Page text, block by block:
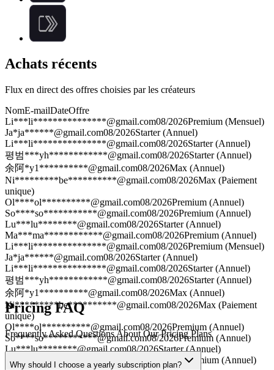
Achats récents
Flux en direct des offres choisies par les créateurs
NomE-mailDateOffre
Li***li***************@gmail.com08/2026Premium (Mensuel)
Ja*ja******@gmail.com08/2026Starter (Annuel)
Li***li***************@gmail.com08/2026Starter (Annuel)
평범***yh************@gmail.com08/2026Starter (Annuel)
余阿*y1**********@gmail.com08/2026Max (Annuel)
Ni*********be**********@gmail.com08/2026Max (Paiement
unique)
Ol****ol**********@gmail.com08/2026Premium (Annuel)
So****so***********@gmail.com08/2026Premium (Annuel)
Lu***lu********@gmail.com08/2026Starter (Annuel)
Ma***ma************@gmail.com08/2026Premium (Annuel)
Li***li***************@gmail.com08/2026Premium (Mensuel)
Ja*ja******@gmail.com08/2026Starter (Annuel)
Li***li***************@gmail.com08/2026Starter (Annuel)
평범***yh************@gmail.com08/2026Starter (Annuel)
余阿*y1**********@gmail.com08/2026Max (Annuel)
Ni*********be**********@gmail.com08/2026Max (Paiement
unique)
Ol****ol**********@gmail.com08/2026Premium (Annuel)
So****so***********@gmail.com08/2026Premium (Annuel)
Lu***lu********@gmail.com08/2026Starter (Annuel)
Ma*** ma************@gmail.com 08/2026 Premium (Annuel)
Pricing FAQ
Frequently Asked Questions About Our Pricing Plans
Why should I choose a yearly subscription plan?